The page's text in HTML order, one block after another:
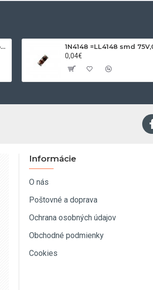
Adaptér auto-napájací 1xkon./3x zdierka- 12/24V, USB 1000mA
0,04€
Informácie
O nás
Poštovné a doprava
Ochrana osobných údajov
Obchodné podmienky
Cookies